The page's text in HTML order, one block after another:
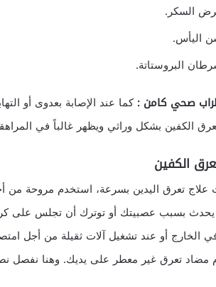
السكر.
اليأس.
البروستاتة.
كما عند الإصابة بعدوى أو
الكفين بشكل وراثي ويظهر غالباً في
الكفين
علاج تعرق اليدين بسرعة، استخدم مروحة من
يحدث بسبب عصبيتك أو توترك أن تجلس على
الخارج أو عند تشغيل آلات ثقيلة من أجل
مضاد تعرق غير معطر على يديك. وهنا نفصل